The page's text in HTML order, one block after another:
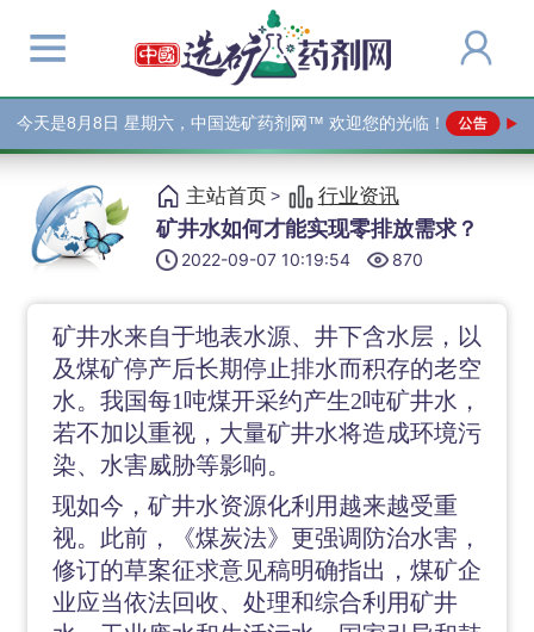
今天是8月8日 星期六，中国选矿药剂网™ 欢迎您的光临！
主站首页 > 行业资讯
矿井水如何才能实现零排放需求？
2022-09-07 10:19:54 870
矿井水来自于地表水源、井下含水层，以
及煤矿停产后长期停止排水而积存的老空
水。我国每1吨煤开采约产生2吨矿井水，
若不加以重视，大量矿井水将造成环境污
染、水害威胁等影响。
现如今，矿井水资源化利用越来越受重
视。此前，《煤炭法》更强调防治水害，
修订的草案征求意见稿明确指出，煤矿企
业应当依法回收、处理和综合利用矿井